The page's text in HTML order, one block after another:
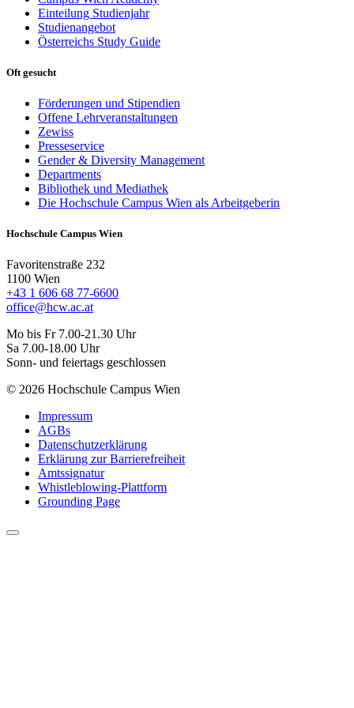
Einteilung Studienjahr
Studienangebot
Österreichs Study Guide
Oft gesucht
Förderungen und Stipendien
Offene Lehrveranstaltungen
Zewiss
Presseservice
Gender & Diversity Management
Departments
Bibliothek und Mediathek
Die Hochschule Campus Wien als Arbeitgeberin
Hochschule Campus Wien
Favoritenstraße 232
1100 Wien
+43 1 606 68 77-6600
office@hcw.ac.at
Mo bis Fr 7.00-21.30 Uhr
Sa 7.00-18.00 Uhr
Sonn- und feiertags geschlossen
© 2026 Hochschule Campus Wien
Impressum
AGBs
Datenschutzerklärung
Erklärung zur Barrierefreiheit
Amtssignatur
Whistleblowing-Plattform
Grounding Page